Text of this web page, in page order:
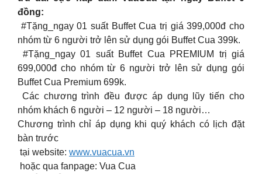
đồng:
#Tặng_ngay 01 suất Buffet Cua trị giá 399,000đ cho
nhóm từ 6 người trở lên sử dụng gói Buffet Cua 399k.
#Tặng_ngay 01 suất Buffet Cua PREMIUM trị giá
699,000đ cho nhóm từ 6 người trở lên sử dụng gói
Buffet Cua Premium 699k.
Các chương trình đều được áp dụng lũy tiến cho
nhóm khách 6 người – 12 người – 18 người…
Chương trình chỉ áp dụng khi quý khách có lịch đặt
bàn trước
tại website: www.vuacua.vn
hoặc qua fanpage: Vua Cua